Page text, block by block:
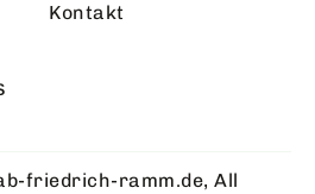
Kontakt
friedrich-ramm.de, All